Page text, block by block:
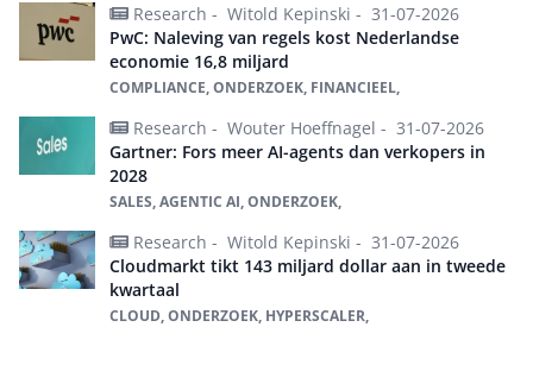
Research - Witold Kepinski - 31-07-2026
PwC: Naleving van regels kost Nederlandse
economie 16,8 miljard
COMPLIANCE, ONDERZOEK, FINANCIEEL,
Research - Wouter Hoeffnagel - 31-07-2026
Gartner: Fors meer AI-agents dan verkopers in
2028
SALES, AGENTIC AI, ONDERZOEK,
Research - Witold Kepinski - 31-07-2026
Cloudmarkt tikt 143 miljard dollar aan in tweede
kwartaal
CLOUD, ONDERZOEK, HYPERSCALER,